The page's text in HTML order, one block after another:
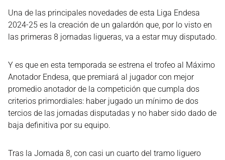
Una de las principales novedades de esta Liga Endesa
2024-25 es la creación de un galardón que, por lo visto en
las primeras 8 jornadas ligueras, va a estar muy disputado.
Y es que en esta temporada se estrena el trofeo al Máximo
Anotador Endesa, que premiará al jugador con mejor
promedio anotador de la competición que cumpla dos
criterios primordiales: haber jugado un mínimo de dos
tercios de las jornadas disputadas y no haber sido dado de
baja definitiva por su equipo.
Tras la Jornada 8, con casi un cuarto del tramo liguero